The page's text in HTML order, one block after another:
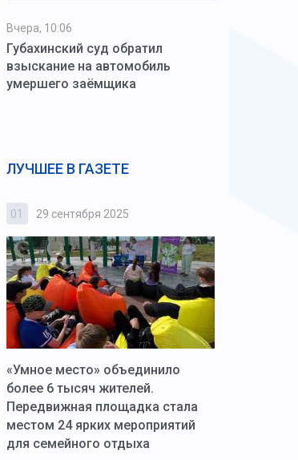
Вчера, 10:06
Губахинский суд обратил
взыскание на автомобиль
умершего заёмщика
ЛУЧШЕЕ В ГАЗЕТЕ
01 29 сентября 2025
«Умное место» объединило
более 6 тысяч жителей.
Передвижная площадка стала
местом 24 ярких мероприятий
для семейного отдыха